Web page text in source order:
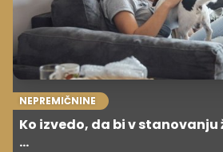
NEPREMIČNINE
Ko izvedo, da bi v
...